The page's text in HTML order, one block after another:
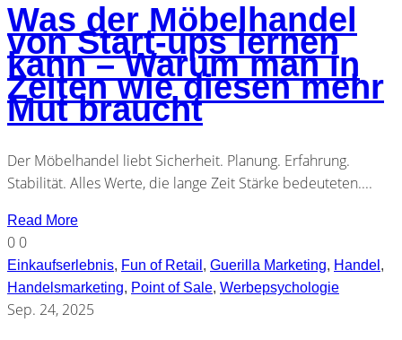
Was der Möbelhandel
von Start-ups lernen
kann – Warum man in
Zeiten wie diesen mehr
Mut braucht
Der Möbelhandel liebt Sicherheit. Planung. Erfahrung.
Stabilität. Alles Werte, die lange Zeit Stärke bedeuteten....
Read More
0 0
Einkaufserlebnis, Fun of Retail , Guerilla Marketing, Handel ,
Handelsmarketing, Point of Sale, Werbepsychologie
Sep. 24, 2025